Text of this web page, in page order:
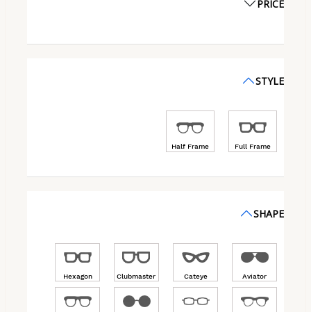
PRICE
STYLE
Full Frame
Half Frame
SHAPE
Aviator
Cateye
Clubmaster
Hexagon